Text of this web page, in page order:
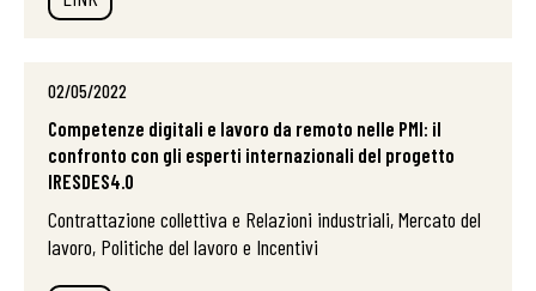
02/05/2022
Competenze digitali e lavoro da remoto nelle PMI: il
confronto con gli esperti internazionali del progetto
IRESDES4.0
Contrattazione collettiva e Relazioni industriali, Mercato del
lavoro, Politiche del lavoro e Incentivi